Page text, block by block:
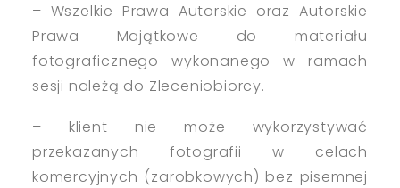
– Wszelkie Prawa Autorskie oraz Autorskie
Prawa Majątkowe do materiału
fotograficznego wykonanego w ramach
sesji należą do Zleceniobiorcy.
– klient nie może wykorzystywać
przekazanych fotografii w celach
komercyjnych (zarobkowych) bez pisemnej